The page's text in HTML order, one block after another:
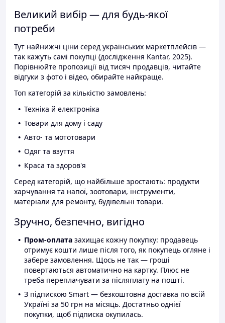
Великий вибір — для будь-якої
потреби
Тут найнижчі ціни серед українських маркетплейсів —
так кажуть самі покупці (дослідження Kantar, 2025).
Порівнюйте пропозиції від тисяч продавців, читайте
відгуки з фото і відео, обирайте найкраще.
Топ категорій за кількістю замовлень:
Техніка й електроніка
Товари для дому і саду
Авто- та мототовари
Одяг та взуття
Краса та здоров'я
Серед категорій, що найбільше зростають: продукти
харчування та напої, зоотовари, інструменти,
матеріали для ремонту, будівельні товари.
Зручно, безпечно, вигідно
Пром-оплата захищає кожну покупку: продавець
отримує кошти лише після того, як покупець огляне і
забере замовлення. Щось не так — гроші
повертаються автоматично на картку. Плюс не
треба переплачувати за післяплату на пошті.
З підпискою Smart — безкоштовна доставка по всій
Україні за 50 грн на місяць. Достатньо однієї
покупки, щоб підписка окупилась.